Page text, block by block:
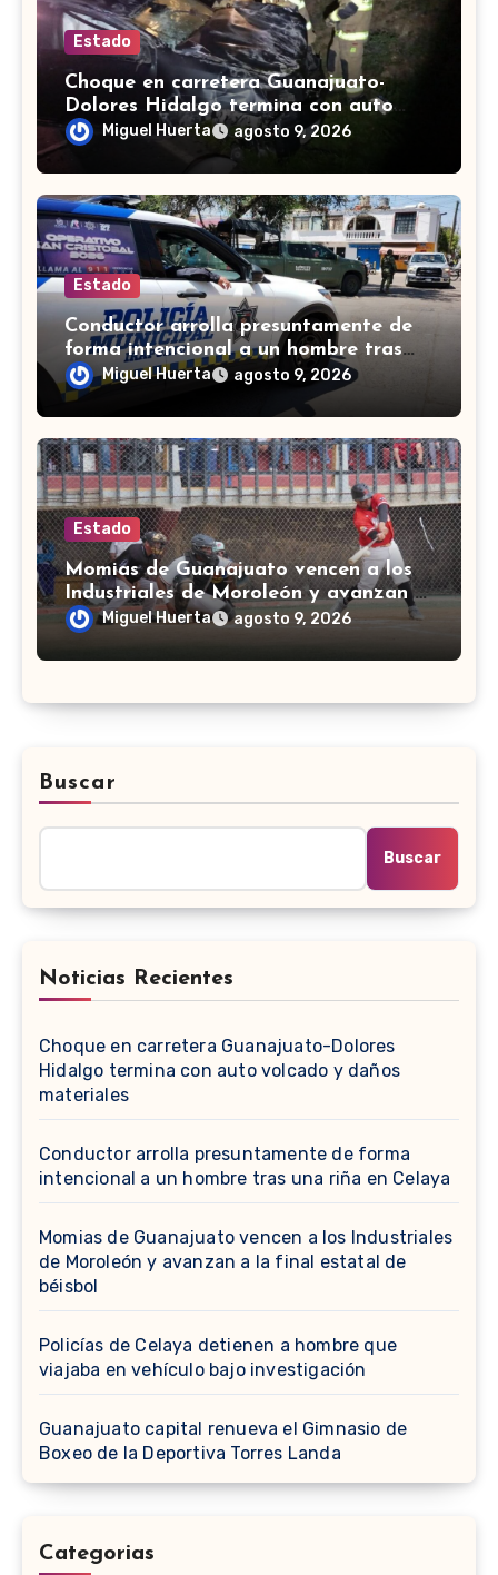
Estado
Choque en carretera Guanajuato-
Dolores Hidalgo termina con auto
volcado y daños materiales
Miguel Huerta agosto 9, 2026
Estado
Conductor arrolla presuntamente de
forma intencional a un hombre tras
una riña en Celaya
Miguel Huerta agosto 9, 2026
Estado
Momias de Guanajuato vencen a los
Industriales de Moroleón y avanzan a
la final estatal de béisbol
Miguel Huerta agosto 9, 2026
Buscar
Buscar
Noticias Recientes
Choque en carretera Guanajuato-Dolores
Hidalgo termina con auto volcado y daños
materiales
Conductor arrolla presuntamente de forma
intencional a un hombre tras una riña en Celaya
Momias de Guanajuato vencen a los Industriales
de Moroleón y avanzan a la final estatal de
béisbol
Policías de Celaya detienen a hombre que
viajaba en vehículo bajo investigación
Guanajuato capital renueva el Gimnasio de
Boxeo de la Deportiva Torres Landa
Categorias